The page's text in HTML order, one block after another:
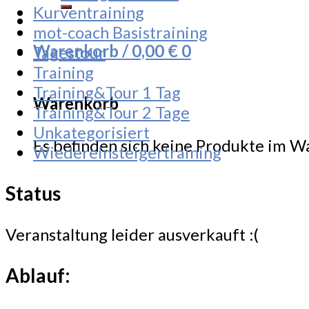
Warenkorb /0,00 € 0
Warenkorb
Es befinden sich keine Produkte im
Kurventraining
mot-coach Basistraining
Tagestour
Training
Training&Tour 1 Tag
Training&Tour 2 Tage
Unkategorisiert
Wiedereinsteigertraining
Status
Veranstaltung leider ausverkauft :(
Ablauf: